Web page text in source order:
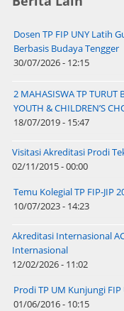
Dosen TP FIP UNY Latih
Berbasis Budaya Tengger
30/07/2026 - 12:15
2 MAHASISWA TP TURUT
YOUTH & CHILDREN’S
18/07/2019 - 15:47
Visitasi Akreditasi Prodi
02/11/2015 - 00:00
Temu Kolegial TP FIP-JIP
10/07/2023 - 14:23
Akreditasi Internasional
Internasional
12/02/2026 - 11:02
Prodi TP UM Kunjungi FIP
01/06/2016 - 10:15